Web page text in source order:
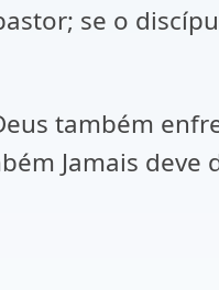
se o
também
Jamais